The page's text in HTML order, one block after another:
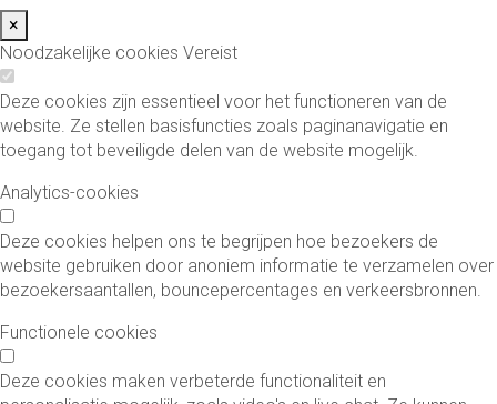
×
Noodzakelijke cookies Vereist
Deze cookies zijn essentieel voor het functioneren van de
website. Ze stellen basisfuncties zoals paginanavigatie en
toegang tot beveiligde delen van de website mogelijk.
Analytics-cookies
Deze cookies helpen ons te begrijpen hoe bezoekers de
website gebruiken door anoniem informatie te verzamelen over
bezoekersaantallen, bouncepercentages en verkeersbronnen.
Functionele cookies
Deze cookies maken verbeterde functionaliteit en